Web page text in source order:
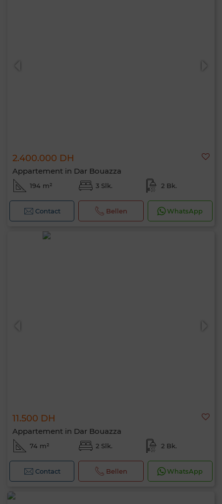
2.400.000 DH
Appartement in Dar Bouazza
194 m² 3 Slk. 2 Bk.
Contact Bellen WhatsApp
11.500 DH
Appartement in Dar Bouazza
74 m² 2 Slk. 2 Bk.
Contact Bellen WhatsApp